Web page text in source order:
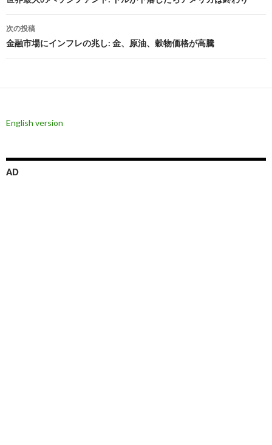
ナ
ビ
ゲ
ー
ョ
次の投稿
金融市場にインフレの兆し: 金、原油、穀物価格が高騰
English version
AD